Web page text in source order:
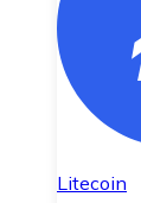
Litecoin